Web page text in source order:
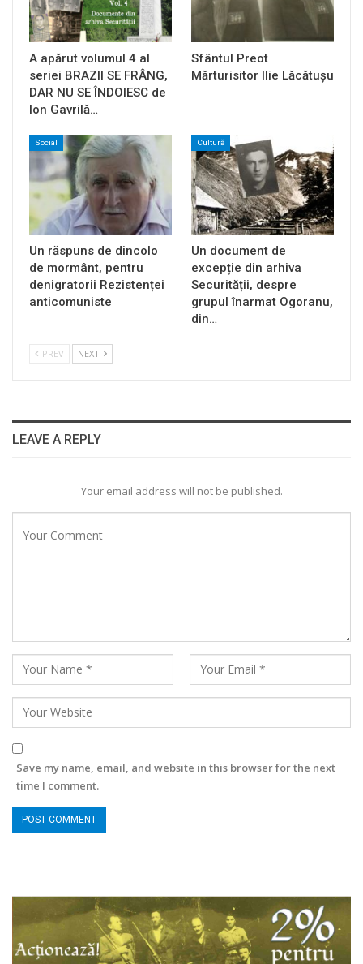
A apărut volumul 4 al
seriei BRAZII SE FRÂNG,
DAR NU SE ÎNDOIESC de
Ion Gavrilă…
Sfântul Preot
Mărturisitor Ilie Lăcătușu
Social
Un răspuns de dincolo
de mormânt, pentru
denigratorii Rezistenței
anticomuniste
Cultură
Un document de
excepție din arhiva
Securității, despre
grupul înarmat Ogoranu,
din…
PREV NEXT
LEAVE A REPLY
Your email address will not be published.
Save my name, email, and website in this browser for the next
time I comment.